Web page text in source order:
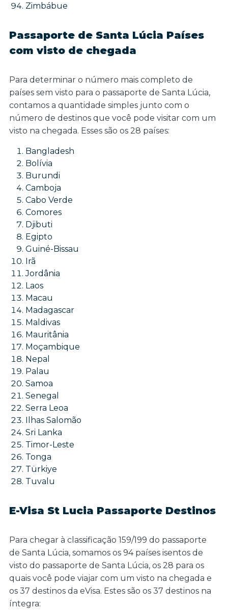
Zimbábue
Passaporte de Santa Lúcia Países
com visto de chegada
Para determinar o número mais completo de
países sem visto para o passaporte de Santa Lúcia,
contamos a quantidade simples junto com o
número de destinos que você pode visitar com um
visto na chegada. Esses são os 28 países:
Bangladesh
Bolívia
Burundi
Camboja
Cabo Verde
Comores
Djibuti
Egipto
Guiné-Bissau
Irã
Jordânia
Laos
Macau
Madagascar
Maldivas
Mauritânia
Moçambique
Nepal
Palau
Samoa
Senegal
Serra Leoa
Ilhas Salomão
Sri Lanka
Timor-Leste
Tonga
Türkiye
Tuvalu
E-Visa St Lucia Passaporte Destinos
Para chegar à classificação 159/199 do passaporte
de Santa Lúcia, somamos os 94 países isentos de
visto do passaporte de Santa Lúcia, os 28 para os
quais você pode viajar com um visto na chegada e
os 37 destinos da eVisa. Estes são os 37 destinos na
íntegra: